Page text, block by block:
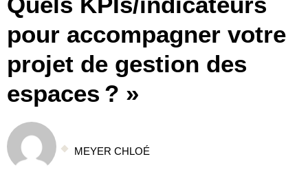
pour accompagner votre
projet de gestion des
espaces ? »
MEYER CHLOÉ